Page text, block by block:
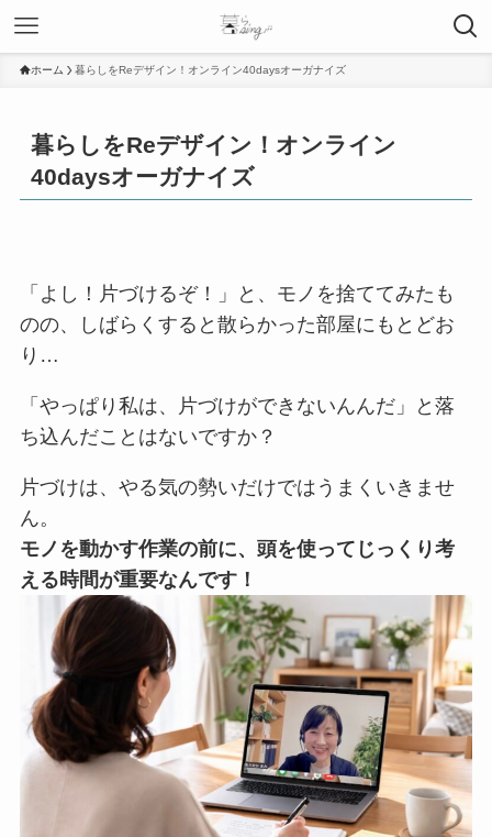
ホーム 暮らしをReデザイン！オンライン40daysオーガナイズ
暮らしをReデザイン！オンライン
40daysオーガナイズ
「よし！片づけるぞ！」と、モノを捨ててみたも
のの、しばらくすると散らかった部屋にもとどお
り…
「やっぱり私は、片づけができないんんだ」と落
ち込んだことはないですか？
片づけは、やる気の勢いだけではうまくいきませ
ん。
モノを動かす作業の前に、頭を使ってじっくり考
える時間が重要なんです！